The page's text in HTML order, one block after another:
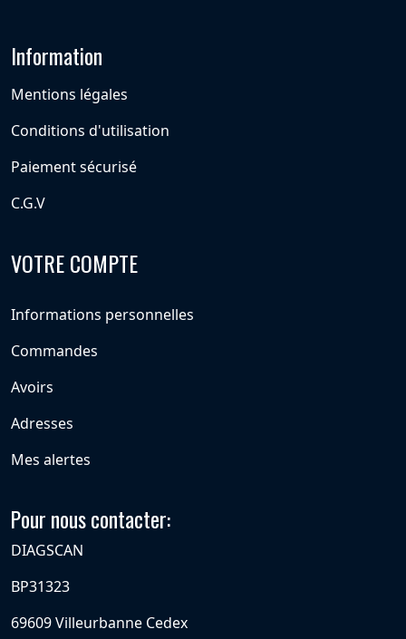
Information
Mentions légales
Conditions d'utilisation
Paiement sécurisé
C.G.V
VOTRE COMPTE
Informations personnelles
Commandes
Avoirs
Adresses
Mes alertes
Pour nous contacter:
DIAGSCAN
BP31323
69609 Villeurbanne Cedex